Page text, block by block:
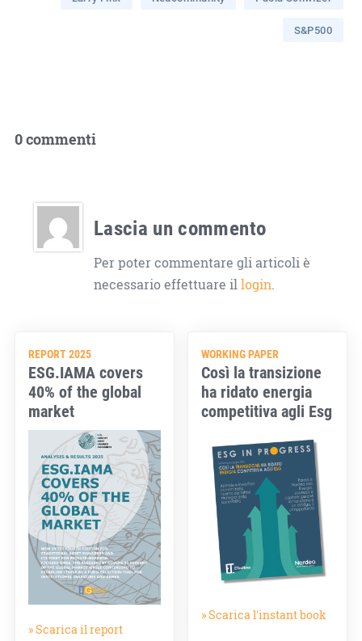
S&P500
0 commenti
Lascia un commento
Per poter commentare gli articoli è
necessario effettuare illogin.
REPORT 2025
ESG.IAMA covers
40% of the global
market
» Scarica il report
WORKING PAPER
Così la transizione
ha ridato energia
competitiva agli Esg
» Scarica l'instant book